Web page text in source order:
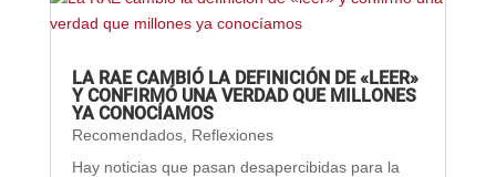
LA RAE CAMBIÓ LA DEFINICIÓN DE «LEER»
Y CONFIRMÓ UNA VERDAD QUE MILLONES
YA CONOCÍAMOS
Recomendados, Reflexiones
Hay noticias que pasan desapercibidas para la